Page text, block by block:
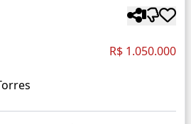
R$ 1.050.000